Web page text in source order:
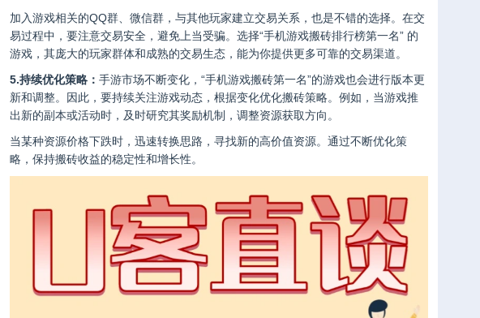
加入游戏相关的QQ群、微信群，与其他玩家建立交易关系，也是不错的选择。在交
易过程中，要注意交易安全，避免上当受骗。选择“手机游戏搬砖排行榜第一名” 的
游戏，其庞大的玩家群体和成熟的交易生态，能为你提供更多可靠的交易渠道。
5.持续优化策略： 手游市场不断变化，“手机游戏搬砖第一名”的游戏也会进行版本更
新和调整。因此，要持续关注游戏动态，根据变化优化搬砖策略。例如，当游戏推
出新的副本或活动时，及时研究其奖励机制，调整资源获取方向。
当某种资源价格下跌时，迅速转换思路，寻找新的高价值资源。通过不断优化策
略，保持搬砖收益的稳定性和增长性。